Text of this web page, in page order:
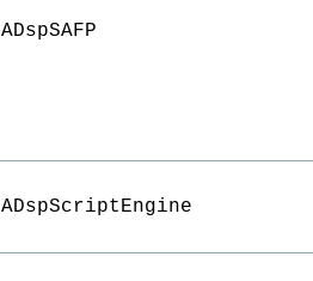
ADspSAFP
ADspScriptEngine